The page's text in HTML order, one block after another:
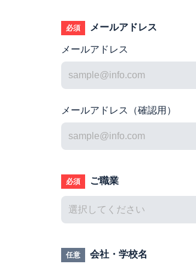
必須 メールアドレス
メールアドレス
メールアドレス（確認用）
必須 ご職業
任意 会社・学校名